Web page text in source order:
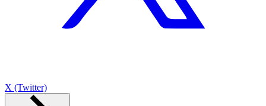
X (Twitter)